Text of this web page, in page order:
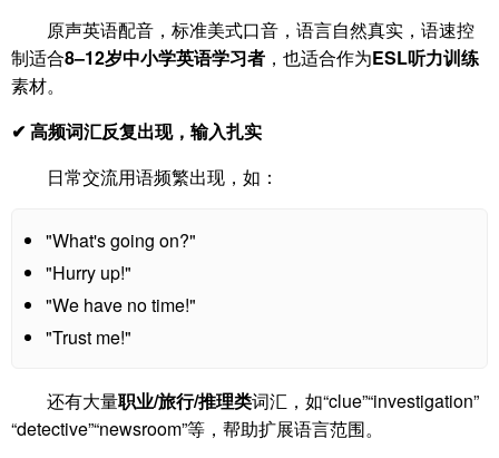
原声英语配音，标准美式口音，语言自然真实，语速控
制适合8–12岁中小学英语学习者 ，也适合作为ESL听力训练
素材。
✔ 高频词汇反复出现，输入扎实
日常交流用语频繁出现，如：
"What's going on?"
"Hurry up!"
"We have no time!"
"Trust me!"
还有大量职业/旅行/推理类词汇，如“clue”“investigation”
“detective”“newsroom”等，帮助扩展语言范围。